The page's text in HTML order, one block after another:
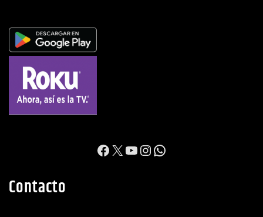
https://
X YouTube
Instagram
WhatsApp
Contacto